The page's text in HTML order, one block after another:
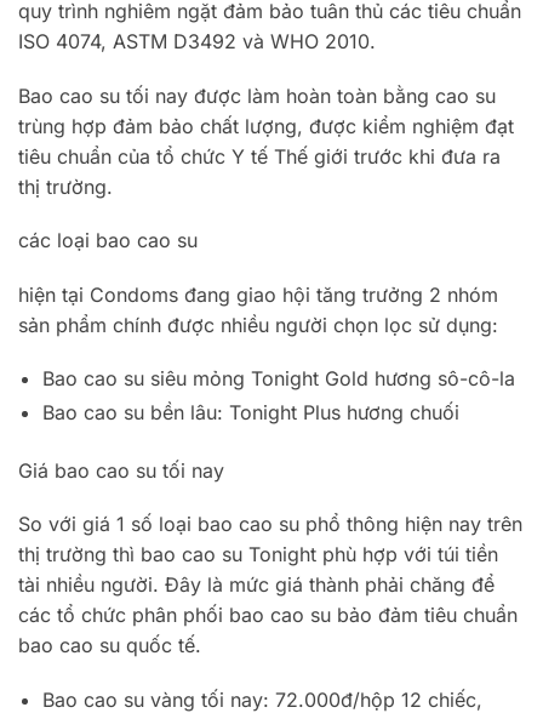
quy trình nghiêm ngặt đảm bảo tuân thủ các tiêu chuẩn
ISO 4074, ASTM D3492 và WHO 2010.
Bao cao su tối nay được làm hoàn toàn bằng cao su
trùng hợp đảm bảo chất lượng, được kiểm nghiệm đạt
tiêu chuẩn của tổ chức Y tế Thế giới trước khi đưa ra
thị trường.
các loại bao cao su
hiện tại Condoms đang giao hội tăng trưởng 2 nhóm
sản phẩm chính được nhiều người chọn lọc sử dụng:
Bao cao su siêu mỏng Tonight Gold hương sô-cô-la
Bao cao su bền lâu: Tonight Plus hương chuối
Giá bao cao su tối nay
So với giá 1 số loại bao cao su phổ thông hiện nay trên
thị trường thì bao cao su Tonight phù hợp với túi tiền
tài nhiều người. Đây là mức giá thành phải chăng để
các tổ chức phân phối bao cao su bảo đảm tiêu chuẩn
bao cao su quốc tế.
Bao cao su vàng tối nay: 72.000đ/hộp 12 chiếc,